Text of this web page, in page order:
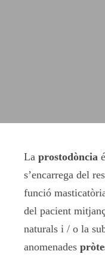
La prostodòncia
s’encarrega del
funció
del pacient
naturals i / o la
anomenades